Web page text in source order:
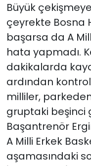
Büyük
çeyrekte Bosna
başarsa da A
hata yapmadı.
dakikalarda
ardından
milliler,
gruptaki beşinci
Başantrenör
A Milli Erkek
aşamasındaki